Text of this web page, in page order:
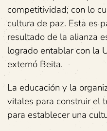
competitividad; con lo
cultura de paz. Esta es
resultado de la alianza
logrado entablar con la
externó Beita.
La educación y la
vitales para construir el
para establecer una